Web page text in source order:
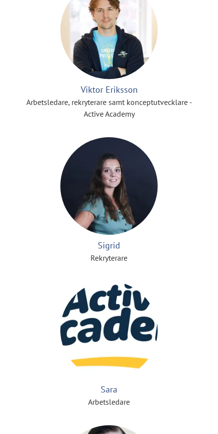
Viktor Eriksson
Arbetsledare, rekryterare samt konceptutvecklare -
Active Academy
Sigrid
Rekryterare
Sara
Arbetsledare